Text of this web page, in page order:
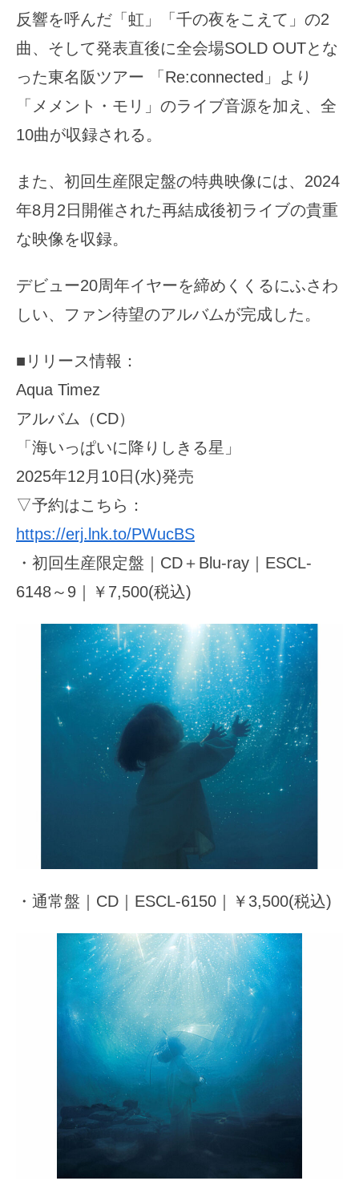
反響を呼んだ「虹」「千の夜をこえて」の2
曲、そして発表直後に全会場SOLD OUTとな
った東名阪ツアー 「Re:connected」より
「メメント・モリ」のライブ音源を加え、全
10曲が収録される。
また、初回生産限定盤の特典映像には、2024
年8月2日開催された再結成後初ライブの貴重
な映像を収録。
デビュー20周年イヤーを締めくくるにふさわ
しい、ファン待望のアルバムが完成した。
■リリース情報：
Aqua Timez
アルバム（CD）
「海いっぱいに降りしきる星」
2025年12月10日(水)発売
▽予約はこちら：
https://erj.lnk.to/PWucBS
・初回生産限定盤｜CD＋Blu-ray｜ESCL-
6148～9｜￥7,500(税込)
・通常盤｜CD｜ESCL-6150｜￥3,500(税込)